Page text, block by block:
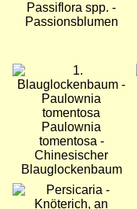
Passiflora spp. -
Passionsblumen
Bild
Paulownia
tomentosa -
Chinesischer
Blauglockenbaum
Bild